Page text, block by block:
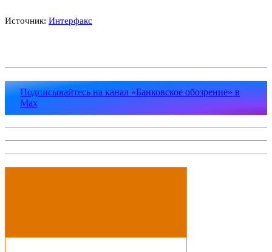
Источник: Интерфакс
Подписывайтесь на канал «Банковское обозрение» в
Max